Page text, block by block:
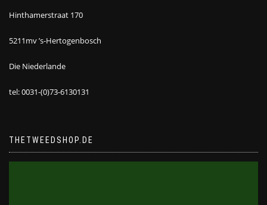
Hinthamerstraat 170
5211mv ’s-Hertogenbosch
Die Niederlande
tel: 0031-(0)73-6130131
THETWEEDSHOP.DE